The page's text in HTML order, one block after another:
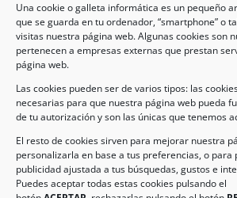
Una cookie o galleta informática es un pequeño
que se guarda en tu ordenador, “smartphone” o
visitas nuestra página web. Algunas cookies son
pertenecen a empresas externas que prestan
página web.
Las cookies pueden ser de varios tipos: las
necesarias para que nuestra página web pueda
de tu autorización y son las únicas que tenemos
El resto de cookies sirven para mejorar nuestra
personalizarla en base a tus preferencias, o
publicidad ajustada a tus búsquedas, gustos e
Puedes aceptar todas estas cookies pulsando el
Legal
AVISO LEGAL
POLÍTICA DE COOKIES